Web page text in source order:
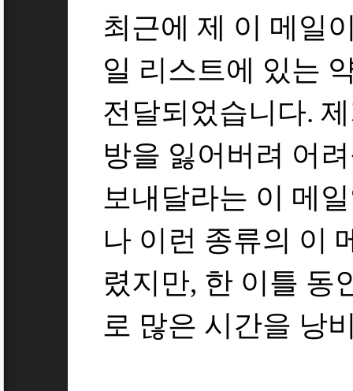
최근에 제 이 메일
일 리스트에 있는
전달되었습니다.
방을 잃어버려 어
보내달라는 이 메
나 이런 종류의 이
렸지만, 한 이틀 동
로 많은 시간을 낭